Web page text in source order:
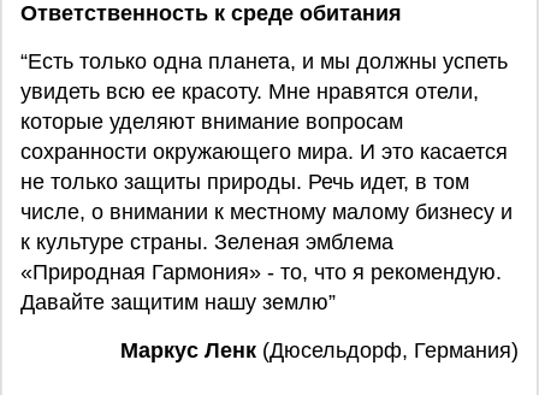
Ответственность к среде обитания
“Есть только одна планета, и мы должны успеть
увидеть всю ее красоту. Мне нравятся отели,
которые уделяют внимание вопросам
сохранности окружающего мира. И это касается
не только защиты природы. Речь идет, в том
числе, о внимании к местному малому бизнесу и
к культуре страны. Зеленая эмблема
«Природная Гармония» - то, что я рекомендую.
Давайте защитим нашу землю”
Маркус Ленк (Дюсельдорф, Германия)